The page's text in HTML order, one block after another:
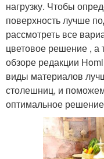
нагрузку. Чтобы
поверхность лучше
рассмотреть все
цветовое решение , а
обзоре редакции
виды материалов
столешниц, и
оптимальное